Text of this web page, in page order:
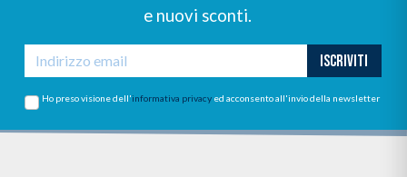
e nuovi sconti.
ISCRIVITI
Ho preso visione dell'informativa privacy ed acconsento all'invio della newsletter